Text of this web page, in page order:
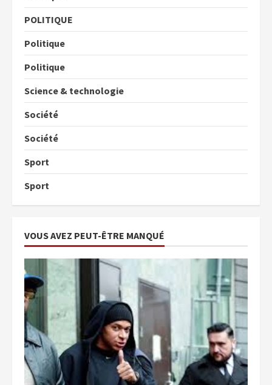
POLITIQUE
Politique
Politique
Science & technologie
Société
Société
Sport
Sport
VOUS AVEZ PEUT-ÊTRE MANQUÉ